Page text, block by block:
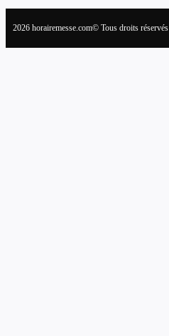
2026 horairemesse.com© Tous droits réservés